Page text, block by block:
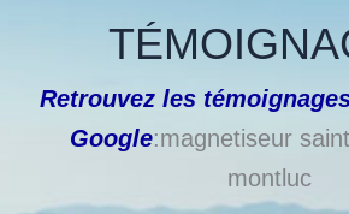
Retrouvez les
Google:magnetiseur
montluc